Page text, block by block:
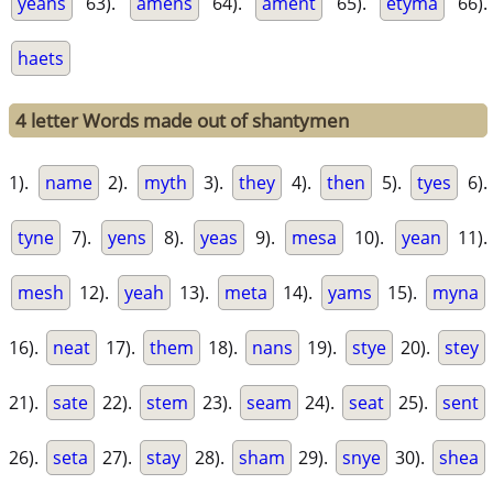
haets
4 letter Words made out of shantymen
1). name 2). myth 3). they 4). then 5). tyes 6).
tyne 7). yens 8). yeas 9). mesa 10). yean 11).
mesh 12). yeah 13). meta 14). yams 15). myna
16). neat 17). them 18). nans 19). stye 20). stey
21). sate 22). stem 23). seam 24). seat 25). sent
26). seta 27). stay 28). sham 29). snye 30). shea